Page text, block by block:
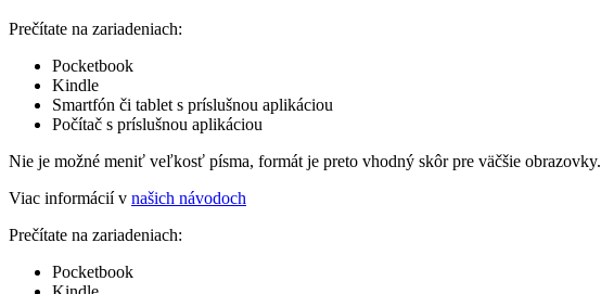
Prečítate na zariadeniach:
Pocketbook
Kindle
Smartfón či tablet s príslušnou aplikáciou
Počítač s príslušnou aplikáciou
Nie je možné meniť veľkosť písma, formát je preto vhodný skôr pre väčšie obrazovky.
Viac informácií v našich návodoch
Prečítate na zariadeniach:
Pocketbook